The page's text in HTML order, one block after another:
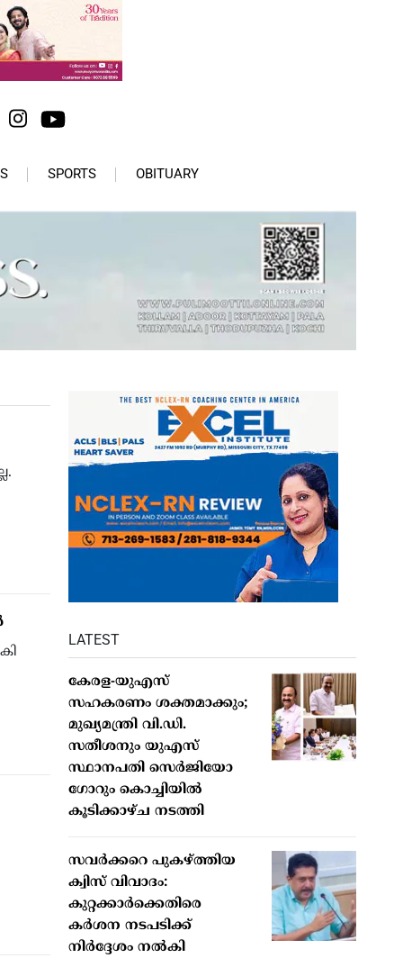
SPORTS OBITUARY
LATEST
കേരള-യുഎസ്
സഹകരണം ശക്തമാക്കും;
മുഖ്യമന്ത്രി വി.ഡി.
സതീശനും യുഎസ്
സ്ഥാനപതി സെർജിയോ
ഗോറും കൊച്ചിയിൽ
കൂടിക്കാഴ്ച നടത്തി
സവർക്കറെ പുകഴ്ത്തിയ
ക്വിസ് വിവാദം:
കുറ്റക്കാർക്കെതിരെ
കർശന നടപടിക്ക്
നിർദ്ദേശം നൽകി